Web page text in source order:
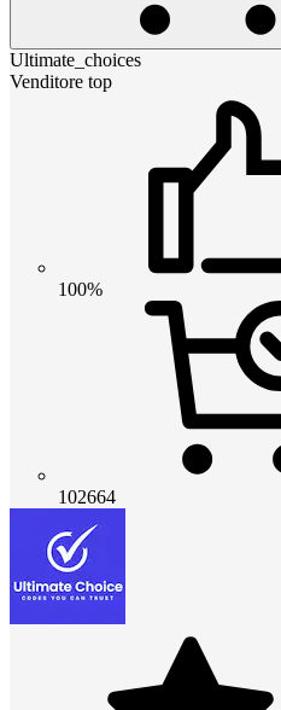
Ultimate_choices
Venditore top
100%
102664